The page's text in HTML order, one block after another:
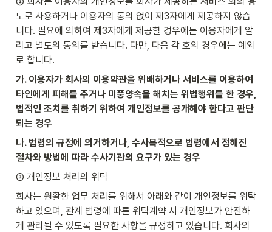
도로 사용하거나 이용자의 동의 없이 제3자에게 제공하지 않습
니다. 필요에 의하여 제3자에게 제공할 경우에는 이용자에게 알
리고 별도의 동의를 받습니다. 다만, 다음 각 호의 경우에는 예외
로 합니다.
가. 이용자가 회사의 이용약관을 위배하거나 서비스를 이용하여
타인에게 피해를 주거나 미풍양속을 해치는 위법행위를 한 경우,
법적인 조치를 취하기 위하여 개인정보를 공개해야 한다고 판단
되는 경우
나. 법령의 규정에 의거하거나, 수사목적으로 법령에서 정해진
절차와 방법에 따라 수사기관의 요구가 있는 경우
③ 개인정보 처리의 위탁
회사는 원활한 업무 처리를 위해서 아래와 같이 개인정보를 위탁
하고 있으며, 관계 법령에 따른 위탁계약 시 개인정보가 안전하
게 관리될 수 있도록 필요한 사항을 규정하고 있습니다. 회사의